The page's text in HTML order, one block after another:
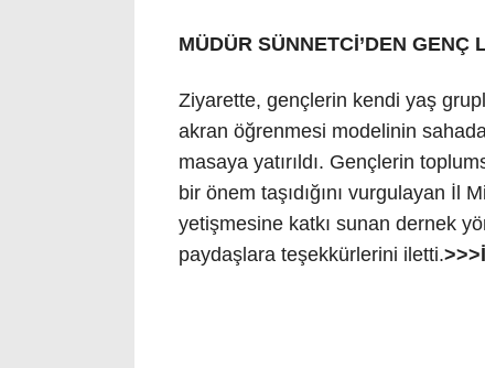
MÜDÜR SÜNNETCİ’DEN GENÇ
Ziyarette, gençlerin kendi yaş
akran öğrenmesi modelinin
masaya yatırıldı. Gençlerin
bir önem taşıdığını vurgulayan
yetişmesine katkı sunan dernek
paydaşlara teşekkürlerini iletti.